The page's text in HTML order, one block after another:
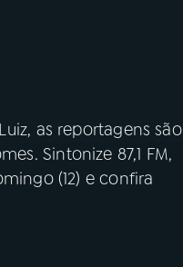
as reportagens são
Sintonize 87,1 FM,
(12) e confira